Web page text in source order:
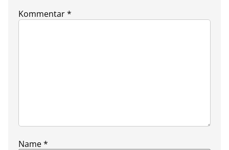
Kommentar*
Name*